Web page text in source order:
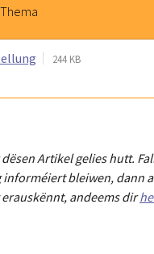
244 KB
Artikel gelies hutt.
informéiert bleiwen, dann
andeems dir